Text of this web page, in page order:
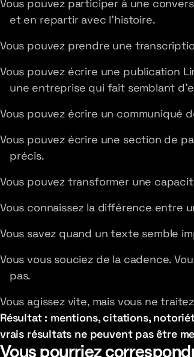
Vous pouvez participer à une
et en repartir avec l'histoire.
Vous pouvez prendre une
Vous pouvez écrire une publication
une entreprise qui fait semblant
Vous pouvez écrire un communiqué
Vous pouvez écrire une section de
précis.
Vous pouvez transformer une
Vous connaissez la différence entre
Vous savez quand un texte semble
Vous vous souciez de la cadence.
pas.
Vous agissez vite, mais vous ne
Résultat : mentions, citations,
vrais résultats ne peuvent pas être
Vous pourriez